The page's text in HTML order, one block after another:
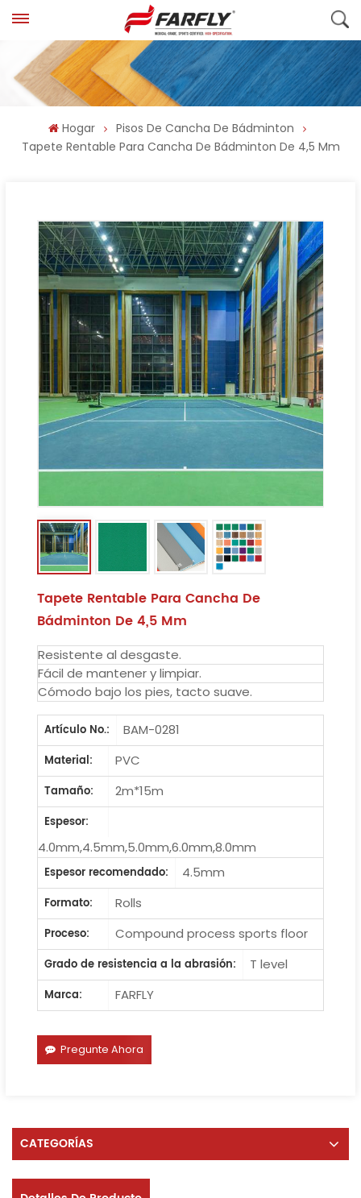
Hogar
Pisos De Cancha De Bádminton
Tapete Rentable Para Cancha De Bádminton De 4,5 Mm
Tapete Rentable Para Cancha De
Bádminton De 4,5 Mm
Resistente al desgaste.
Fácil de mantener y limpiar.
Cómodo bajo los pies, tacto suave.
Artículo No.:
BAM-0281
Material:
PVC
Tamaño:
2m*15m
Espesor:
4.0mm,4.5mm,5.0mm,6.0mm,8.0mm
Espesor recomendado:
4.5mm
Formato:
Rolls
Proceso:
Compound process sports floor
Grado de resistencia a la abrasión:
T level
Marca:
FARFLY
Pregunte Ahora
CATEGORÍAS